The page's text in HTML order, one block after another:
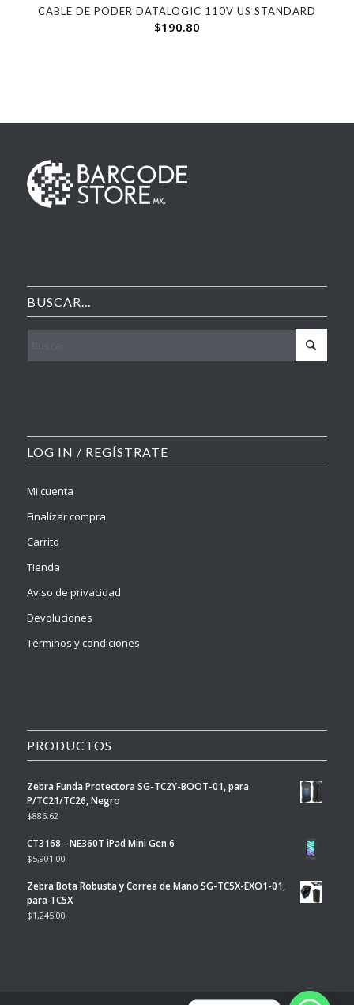
CABLE DE PODER DATALOGIC 110V US STANDARD
$190.80
BUSCAR…
LOG IN / REGÍSTRATE
Mi cuenta
Finalizar compra
Carrito
Tienda
Aviso de privacidad
Devoluciones
Términos y condiciones
PRODUCTOS
Zebra Funda Protectora SG-TC2Y-BOOT-01, para
P/TC21/TC26, Negro
$886.62
CT3168 - NE360T iPad Mini Gen 6
$5,901.00
Zebra Bota Robusta y Correa de Mano SG-TC5X-EXO1-01,
para TC5X
$1,245.00